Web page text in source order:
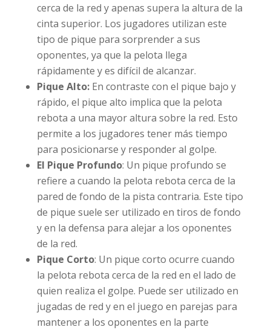
cerca de la red y apenas supera la altura de la
cinta superior. Los jugadores utilizan este
tipo de pique para sorprender a sus
oponentes, ya que la pelota llega
rápidamente y es difícil de alcanzar.
Pique Alto:En contraste con el pique bajo y
rápido, el pique alto implica que la pelota
rebota a una mayor altura sobre la red. Esto
permite a los jugadores tener más tiempo
para posicionarse y responder al golpe.
El Pique Profundo: Un pique profundo se
refiere a cuando la pelota rebota cerca de la
pared de fondo de la pista contraria. Este tipo
de pique suele ser utilizado en tiros de fondo
y en la defensa para alejar a los oponentes
de la red.
Pique Corto: Un pique corto ocurre cuando
la pelota rebota cerca de la red en el lado de
quien realiza el golpe. Puede ser utilizado en
jugadas de red y en el juego en parejas para
mantener a los oponentes en la parte